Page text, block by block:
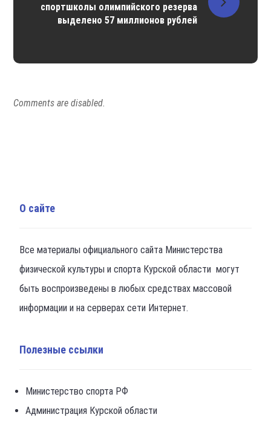
спортшколы олимпийского резерва
выделено 57 миллионов рублей
Comments are disabled.
О сайте
Все материалы официального сайта Министерства
физической культуры и спорта Курской области могут
быть воспроизведены в любых средствах массовой
информации и на серверах сети Интернет.
Полезные ссылки
Министерство спорта РФ
Администрация Курской области